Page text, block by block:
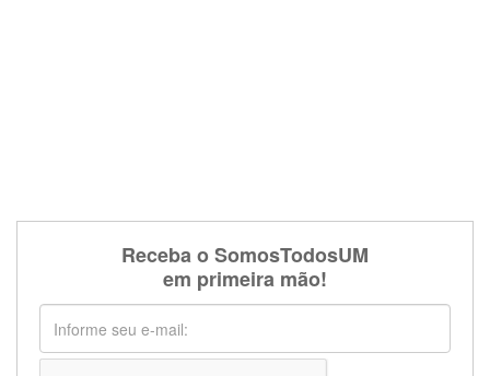
Receba o SomosTodosUM
em primeira mão!